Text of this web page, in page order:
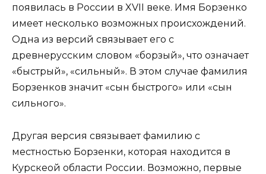
появилась в России в XVII веке. Имя Борзенко
имеет несколько возможных происхождений.
Одна из версий связывает его с
древнерусским словом «борзый», что означает
«быстрый», «сильный». В этом случае фамилия
Борзенков значит «сын быстрого» или «сын
сильного».
Другая версия связывает фамилию с
местностью Борзенки, которая находится в
Курскеой области России. Возможно, первые